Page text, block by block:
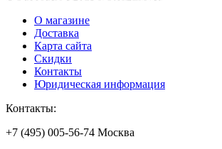
О магазине
Доставка
Карта сайта
Скидки
Контакты
Юридическая информация
Контакты:
+7 (495) 005-56-74 Москва